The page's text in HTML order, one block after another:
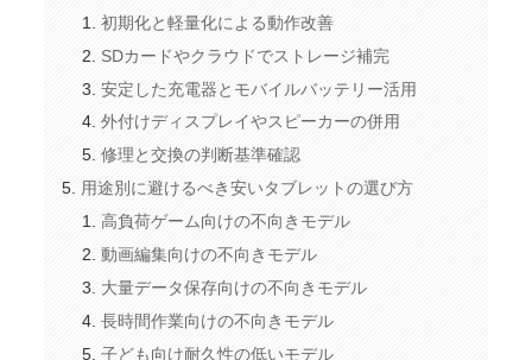
初期化と軽量化による動作改善
SDカードやクラウドでストレージ補完
安定した充電器とモバイルバッテリー活用
外付けディスプレイやスピーカーの併用
修理と交換の判断基準確認
用途別に避けるべき安いタブレットの選び方
高負荷ゲーム向けの不向きモデル
動画編集向けの不向きモデル
大量データ保存向けの不向きモデル
長時間作業向けの不向きモデル
子ども向け耐久性の低いモデル